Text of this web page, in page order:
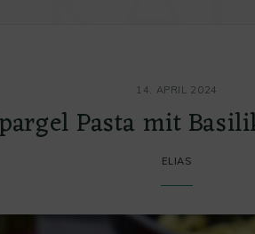
14. APRIL 2024
Pasta mit
ELIAS